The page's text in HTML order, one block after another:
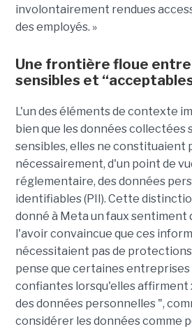
involontairement rendues
des employés. »
Une frontière floue
sensibles et
L'un des éléments de contexte
bien que les données collectées
sensibles, elles ne constituaient
nécessairement, d'un point de
réglementaire, des données
identifiables (PII). Cette
donné à Meta un faux sentiment
l'avoir convaincue que ces
nécessitaient pas de protections
pense que certaines
confiantes lorsqu'elles affirment
des données personnelles ",
considérer les données comme